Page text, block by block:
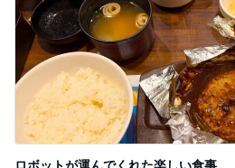
ロボットが運んでくれた楽しい食事
Amebaトピックス 22時間前
記事を読む